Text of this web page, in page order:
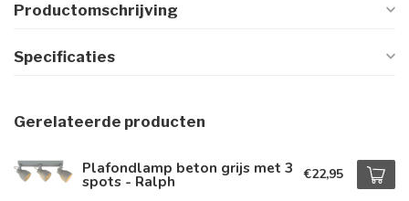
Productomschrijving
Specificaties
Gerelateerde producten
Plafondlamp beton grijs met 3
spots - Ralph €22,95